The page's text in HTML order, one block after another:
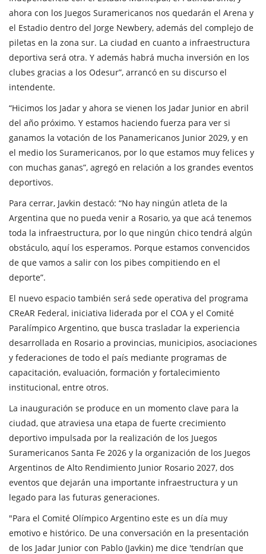
ahora con los Juegos Suramericanos nos quedarán el Arena y
el Estadio dentro del Jorge Newbery, además del complejo de
piletas en la zona sur. La ciudad en cuanto a infraestructura
deportiva será otra. Y además habrá mucha inversión en los
clubes gracias a los Odesur”, arrancó en su discurso el
intendente.
“Hicimos los Jadar y ahora se vienen los Jadar Junior en abril
del año próximo. Y estamos haciendo fuerza para ver si
ganamos la votación de los Panamericanos Junior 2029, y en
el medio los Suramericanos, por lo que estamos muy felices y
con muchas ganas”, agregó en relación a los grandes eventos
deportivos.
Para cerrar, Javkin destacó: “No hay ningún atleta de la
Argentina que no pueda venir a Rosario, ya que acá tenemos
toda la infraestructura, por lo que ningún chico tendrá algún
obstáculo, aquí los esperamos. Porque estamos convencidos
de que vamos a salir con los pibes compitiendo en el
deporte”.
El nuevo espacio también será sede operativa del programa
CReAR Federal, iniciativa liderada por el COA y el Comité
Paralímpico Argentino, que busca trasladar la experiencia
desarrollada en Rosario a provincias, municipios, asociaciones
y federaciones de todo el país mediante programas de
capacitación, evaluación, formación y fortalecimiento
institucional, entre otros.
La inauguración se produce en un momento clave para la
ciudad, que atraviesa una etapa de fuerte crecimiento
deportivo impulsada por la realización de los Juegos
Suramericanos Santa Fe 2026 y la organización de los Juegos
Argentinos de Alto Rendimiento Junior Rosario 2027, dos
eventos que dejarán una importante infraestructura y un
legado para las futuras generaciones.
"Para el Comité Olímpico Argentino este es un día muy
emotivo e histórico. De una conversación en la presentación
de los Jadar Junior con Pablo (Javkin) me dice 'tendrían que